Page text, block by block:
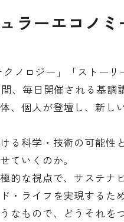
ラーエコノミ
ノロジー」「ストー
、毎日開催される基調
、個人が登壇し、新し
る科学・技術の可能性
ていくのか。
的な視点で、サステナ
・ライフを実現するた
なもので、どうそれを